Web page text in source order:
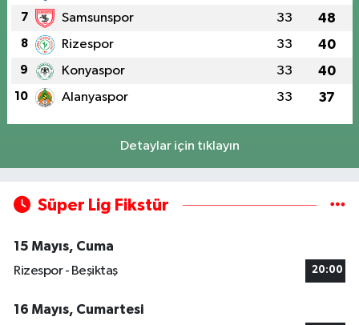
7 Samsunspor 33 48
8 Rizespor 33 40
9 Konyaspor 33 40
10 Alanyaspor 33 37
Detaylar için tıklayın
Süper Lig Fikstür
15 Mayıs, Cuma
Rizespor - Beşiktaş
20:00
16 Mayıs, Cumartesi